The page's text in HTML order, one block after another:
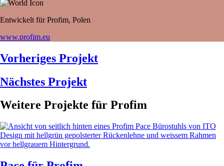
Entwickelt für Profim, Polen
www.profim.eu
Vorheriges Projekt
Nächstes Projekt
Weitere Projekte für Profim